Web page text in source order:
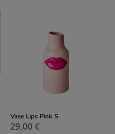
Vase Lips Pink S
29,00 €